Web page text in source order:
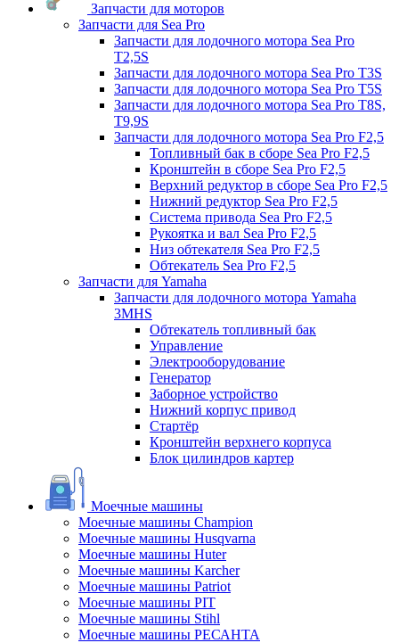
Запчасти для моторов
Запчасти для Sea Pro
Запчасти для лодочного мотора Sea Pro
Т2,5S
Запчасти для лодочного мотора Sea Pro Т3S
Запчасти для лодочного мотора Sea Pro Т5S
Запчасти для лодочного мотора Sea Pro Т8S,
T9,9S
Запчасти для лодочного мотора Sea Pro F2,5
Топливный бак в сборе Sea Pro F2,5
Кронштейн в сборе Sea Pro F2,5
Верхний редуктор в сборе Sea Pro F2,5
Нижний редуктор Sea Pro F2,5
Система привода Sea Pro F2,5
Рукоятка и вал Sea Pro F2,5
Низ обтекателя Sea Pro F2,5
Обтекатель Sea Pro F2,5
Запчасти для Yamaha
Запчасти для лодочного мотора Yamaha
3MHS
Обтекатель топливный бак
Управление
Электрооборудование
Генератор
Заборное устройство
Нижний корпус привод
Стартёр
Кронштейн верхнего корпуса
Блок цилиндров картер
Моечные машины
Моечные машины Champion
Моечные машины Husqvarna
Моечные машины Huter
Моечные машины Karcher
Моечные машины Patriot
Моечные машины PIT
Моечные машины Stihl
Моечные машины РЕСАНТА